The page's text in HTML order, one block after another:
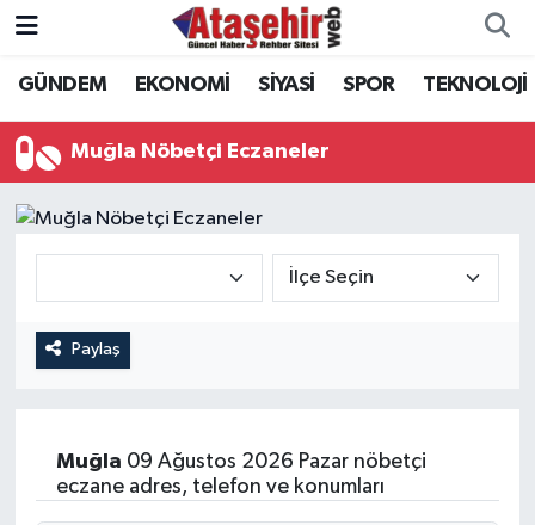
GÜNDEM EKONOMİ SİYASİ SPOR TEKNOLOJİ
Muğla Nöbetçi Eczaneler
Paylaş
Muğla 09 Ağustos 2026 Pazar nöbetçi
eczane adres, telefon ve konumları
Hava Durumu
Trafik Durumu
Süper Lig Puan Durumu ve Fikstür
Son Dakika Haberleri